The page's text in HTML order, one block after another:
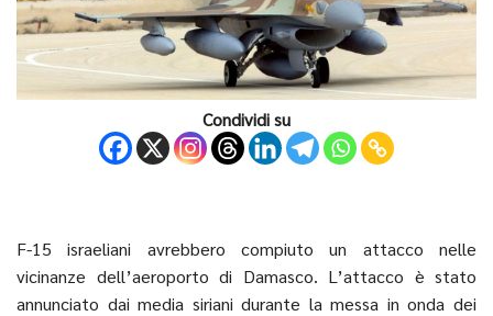
Condividi su
F-15 israeliani avrebbero compiuto un attacco nelle
vicinanze dell’aeroporto di Damasco. L’attacco è stato
annunciato dai media siriani durante la messa in onda dei